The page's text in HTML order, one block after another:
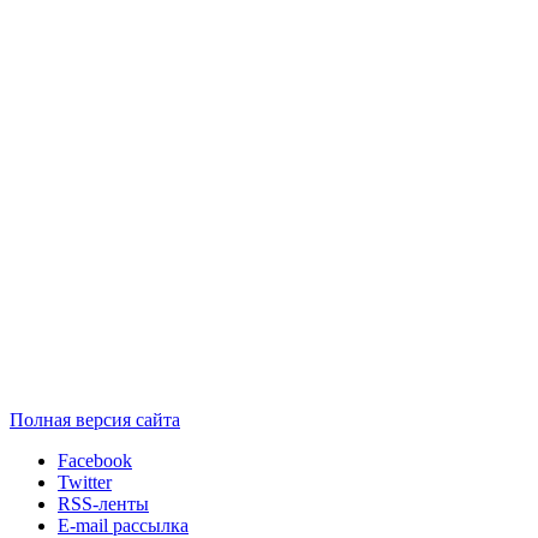
Полная версия сайта
Facebook
Twitter
RSS-ленты
E-mail рассылка